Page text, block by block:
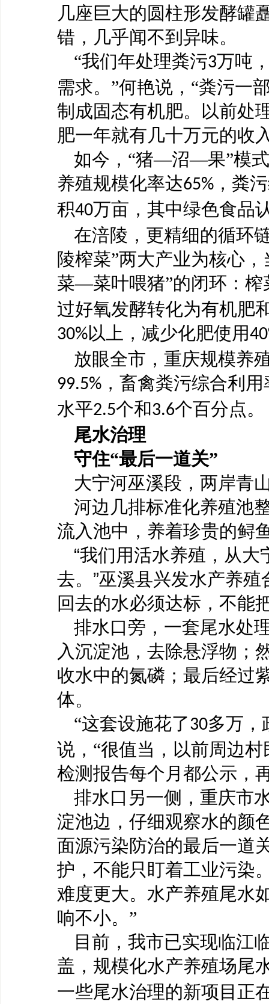
几座巨大的圆柱形发酵罐
错，几乎闻不到异味。
“我们年处理粪污3万吨
需求。”何艳说，“粪污一
制成固态有机肥。以前处
肥一年就有几十万元的收
如今， “猪—沼—果”模
养殖规模化率达65% ，粪
积40万亩，其中绿色食品
在涪陵，更精细的循环
陵榨菜”两大产业为核心
菜—菜叶喂猪”的闭环：榨
过好氧发酵转化为有机肥
30%以上，减少化肥使用
放眼全市，重庆规模养
99.5% ，畜禽粪污综合利
水平2.5个和3.6个百分点。
尾水治理
守住“最后一道关”
大宁河巫溪段，两岸青
河边几排标准化养殖池
流入池中，养着珍贵的鲟
“我们用活水养殖，从
去。”巫溪县兴发水产养
回去的水必须达标，不能
排水口旁，一套尾水处
入沉淀池，去除悬浮物；
收水中的氮磷；最后经过
体。
“这套设施花了30多万，
说，“很值当，以前周边
检测报告每个月都公示，
排水口另一侧，重庆市
淀池边，仔细观察水的颜
面源污染防治的最后一道
护，不能只盯着工业污染
难度更大。水产养殖尾水
响不小。”
目前，我市已实现临江
盖，规模化水产养殖场尾
一些尾水治理的新项目正